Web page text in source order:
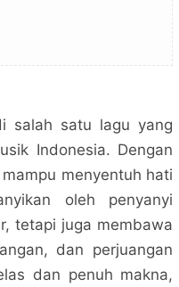
salah satu lagu yang
Indonesia. Dengan
menyentuh hati
oleh penyanyi
tetapi juga membawa
dan perjuangan
dan penuh makna,